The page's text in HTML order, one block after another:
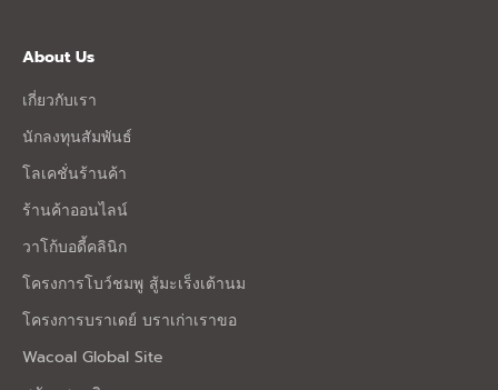
About Us
เกี่ยวกับเรา
นักลงทุนสัมพันธ์
โลเคชั่นร้านค้า
ร้านค้าออนไลน์
วาโก้บอดี้คลินิก
โครงการโบว์ชมพู สู้มะเร็งเต้านม
โครงการบราเดย์ บราเก่าเราขอ
Wacoal Global Site